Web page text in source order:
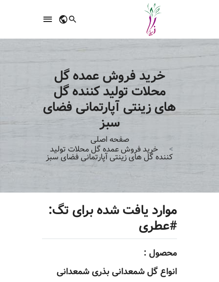
خرید فروش عمده گل
محلات تولید کننده گل
های زینتی آپارتمانی فضای
سبز
صفحه اصلی
خرید فروش عمده گل محلات تولید
کننده گل های زینتی آپارتمانی فضای سبز
موارد یافت شده برای تگ:
#عطری
محصول :
انواع گل شمعدانی بذری شمعدانی